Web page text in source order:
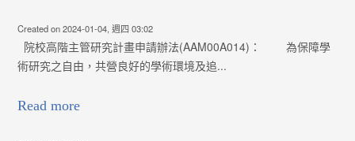
Created on 2024-01-04, 週四 03:02
院校高階主管研究計畫申請辦法(AAM00A014)： 為保障學
術研究之自由，共營良好的學術環境及追...
Read more